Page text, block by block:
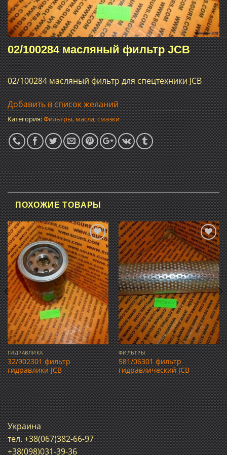
02/100284 масляный фильтр JCB
02/100284 масляный фильтр для спецтехники JCB
Добавить в список желаний
Категория:Фильтры, масла, смазки
ПОХОЖИЕ ТОВАРЫ
Добавить
в список
желаний
ГИДРАВЛИКА
32/902301 фильтр
гидравлики JCB
Добавить
в список
желаний
ФИЛЬТРЫ
581/06301 фильтр
гидравлический JCB
Украина
тел. +38(067)382-66-97
+38(098)031-39-36